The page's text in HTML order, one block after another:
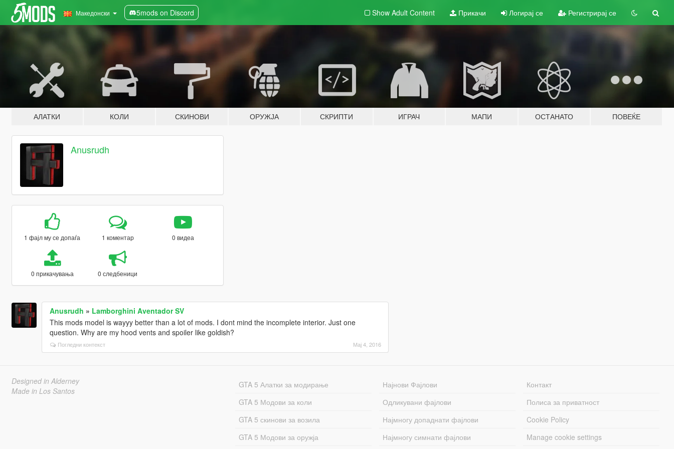
Македонски 5mods on Discord Show Adult Content Прикачи Логирај се Регистрирај се
АЛАТКИ КОЛИ СКИНОВИ ОРУЖЈА СКРИПТИ ИГРАЧ МАПИ ОСТАНАТО ПОВЕЌЕ
Anusrudh
1 фајл му се допаѓа 1 коментар 0 видеа
0 прикачувања 0 следбеници
Anusrudh » Lamborghini Aventador SV
This mods model is wayyy better than a lot of mods. I dont mind the incomplete interior. Just one
question. Why are my hood vents and spoiler like goldish?
Погледни контекст Мај 4, 2016
Designed in Alderney
Made in Los Santos
GTA 5 Алатки за модирање
GTA 5 Модови за коли
GTA 5 скинови за возила
GTA 5 Модови за оружја
Најнови Фајлови
Одликувани фајлови
Најмногу допаднати фајлови
Најмногу симнати фајлови
Контакт
Полиса за приватност
Cookie Policy
Manage cookie settings